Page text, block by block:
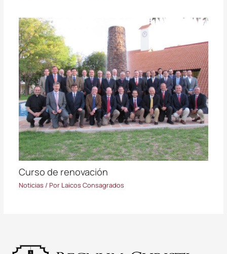
Curso de renovación
Noticias / Por Laicos Consagrados